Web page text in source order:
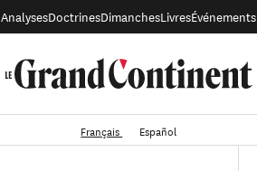
AnalysesDoctrinesDimanchesLivresÉvénements
Français Español